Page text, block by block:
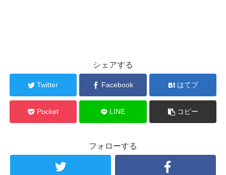
シェアする
Twitter Facebook はてブ
Pocket LINE コピー
フォローする